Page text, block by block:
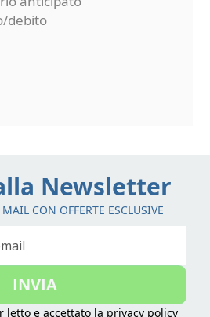
debito
Newsletter
CON OFFERTE ESCLUSIVE
INVIA
letto e accettato la privacy policy